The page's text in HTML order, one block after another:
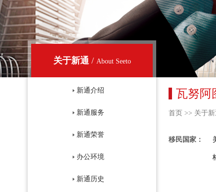
关于新通/ About Seeto
新通介绍
新通服务
新通荣誉
办公环境
新通历史
瓦努阿
首页 >> 关于新
移民国家：